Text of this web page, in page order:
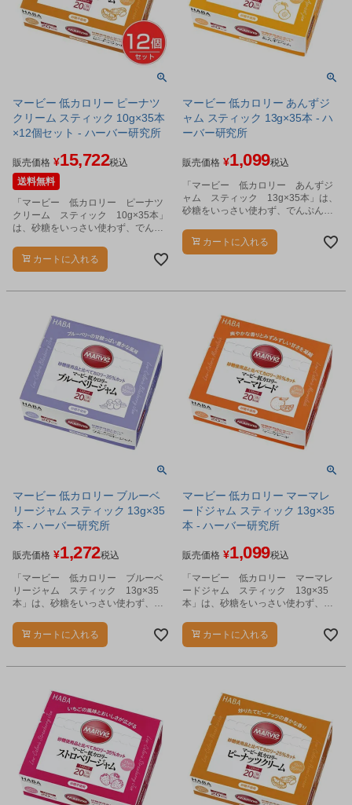
マービー 低カロリー ピーナツ
クリーム スティック 10g×35本
×12個セット - ハーバー研究所
販売価格 ¥15,722税込
送料無料
「マービー 低カロリー ピーナツ
クリーム スティック 10g×35本」
は、砂糖をいっさい使わず、でんぷ
仕上げました。
カートに入れる
マービー 低カロリー あんずジ
ャム スティック 13g×35本 - ハ
ーバー研究所
販売価格 ¥1,099税込
「マービー 低カロリー あんずジ
ャム スティック 13g×35本」は、
砂糖をいっさい使わず、でんぷん生
げたジャムです。
カートに入れる
マービー 低カロリー ブルーベ
リージャム スティック 13g×35
本 - ハーバー研究所
販売価格 ¥1,272税込
「マービー 低カロリー ブルーベ
リージャム スティック 13g×35
本」は、砂糖をいっさい使わず、で
けで仕上げたジャムです。
カートに入れる
マービー 低カロリー マーマレ
ードジャム スティック 13g×35
本 - ハーバー研究所
販売価格 ¥1,099税込
「マービー 低カロリー マーマレ
ードジャム スティック 13g×35
本」は、砂糖をいっさい使わず、で
けで仕上げたジャムです。
カートに入れる